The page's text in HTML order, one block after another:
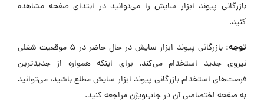
بازرگانی پیوند ابزار سایش را می‌توانید در ابتدای صفحه مشاهده
کنید.
توجه:
بازرگانی پیوند ابزار سایش در حال حاضر در ۵ موقعیت شغلی
نیروی جدید استخدام می‌کند. برای اینکه همواره از جدیدترین
فرصت‌های استخدام بازرگانی پیوند ابزار سایش مطلع باشید، می‌توانید
به صفحه اختصاصی آن در جاب‌ویژن مراجعه کنید.